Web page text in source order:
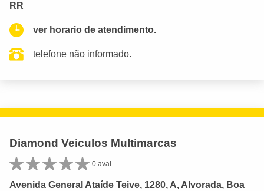
RR
ver horario de atendimento.
telefone não informado.
Diamond Veiculos Multimarcas
0 aval.
Avenida General Ataíde Teive, 1280, A, Alvorada, Boa